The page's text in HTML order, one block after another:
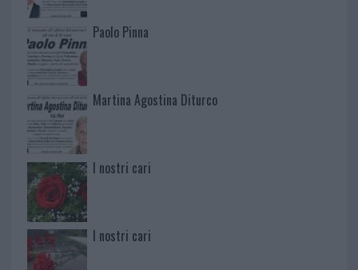
Paolo Pinna
Martina Agostina Diturco
I nostri cari
I nostri cari